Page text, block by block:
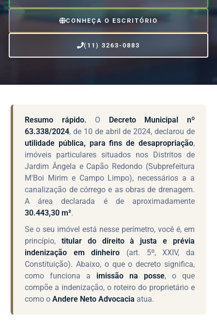
CONHEÇA O ESCRITÓRIO
(11) 3263-0883
Resumo rápido. O Decreto Municipal nº
63.338/2024, de 10 de abril de 2024, declarou de
utilidade pública, para fins de desapropriação,
imóveis particulares situados nos Distritos de
Jardim Ângela e Capão Redondo (Subprefeitura
M'Boi Mirim e Campo Limpo), necessários a a
canalização de córrego e as obras de drenagem.
A área declarada é de aproximadamente
30.443,30 m².
Se o seu imóvel está nesse perímetro, você é, em
princípio,titular do direito à justa e prévia
indenização em dinheiro (art. 5º, XXIV, da
Constituição). Abaixo, o que o decreto significa,
como funciona a imissão na posse, o que
compõe a indenização, o roteiro do proprietário e
como oAndere Neto Advocacia atua.